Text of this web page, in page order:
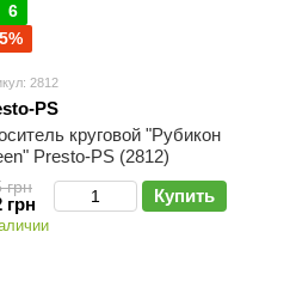
6
2812
PS
круговой "Рубикон
Presto-PS (2812)
грн
грн Купить